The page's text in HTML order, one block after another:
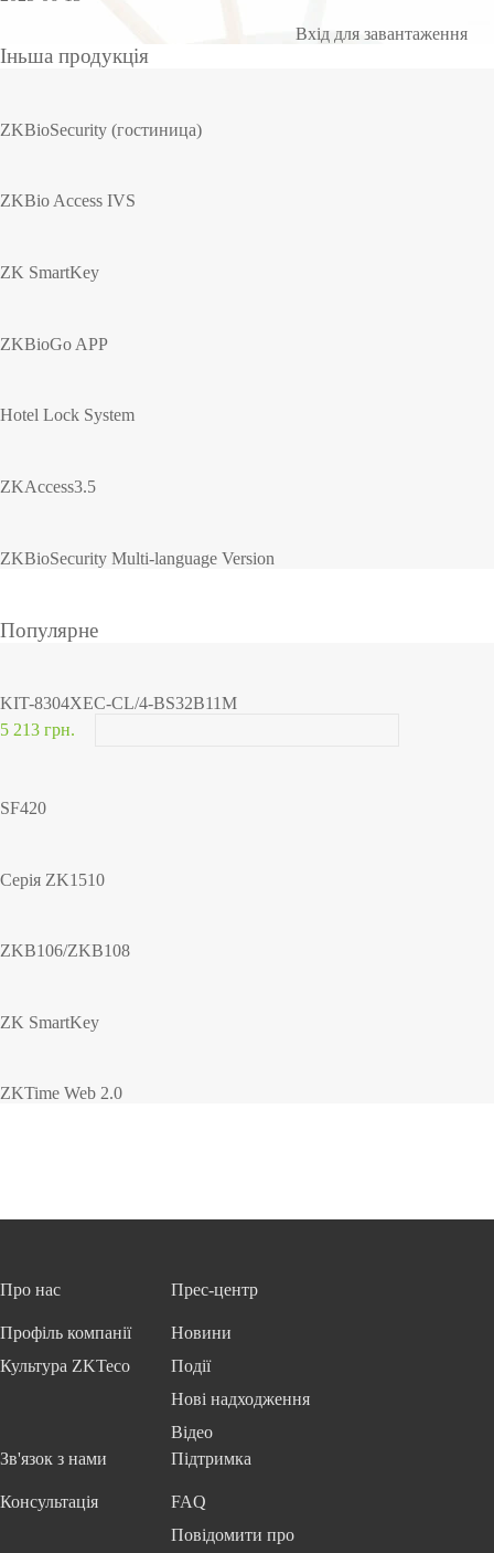
Вхід для завантаження
Іньша продукція
ZKBioSecurity (гостиница)
ZKBio Access IVS
ZK SmartKey
ZKBioGo APP
Hotel Lock System
ZKAccess3.5
ZKBioSecurity Multi-language Version
Популярне
KIT-8304XEC-CL/4-BS32B11M
5 213 грн.
SF420
Серія ZK1510
ZKB106/ZKB108
ZK SmartKey
ZKTime Web 2.0
Про нас
Профіль компанії
Культура ZKTeco
Прес-центр
Новини
Події
Нові надходження
Відео
Зв'язок з нами
Консультація
Підтримка
FAQ
Повідомити про